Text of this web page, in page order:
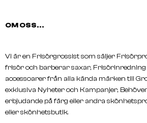
DISICIDE
Universal Spray
OM OSS...
Vi är en Frisörgrossist som säljer
frisör och barberar saxar,
accessoarer från alla kända märken till
exklusiva Nyheter och Kampanjer,
erbjudande på färg eller andra
eller skönhetsbutik.